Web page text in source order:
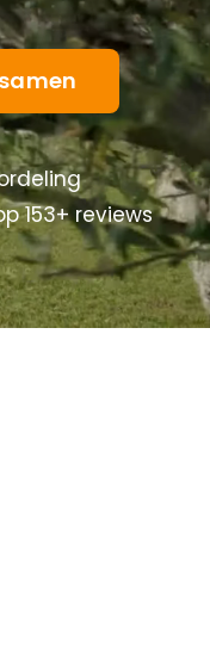
153+ reviews